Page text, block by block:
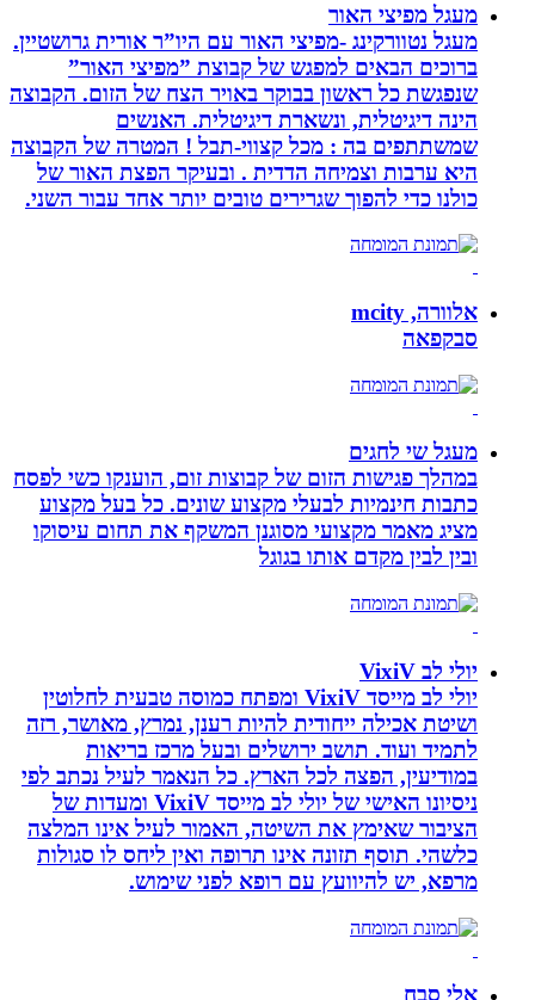
מעגל מפיצי האור
מעגל נטוורקינג -מפיצי האור עם היו”ר אורית גרושטיין.
ברוכים הבאים למפגש של קבוצת ”מפיצי האור”
שנפגשת כל ראשון בבוקר באויר הצח של הזום. הקבוצה
הינה דיגיטלית, ונשארת דיגיטלית. האנשים
שמשתתפים בה : מכל קצווי-תבל ! המטרה של הקבוצה
היא ערבות וצמיחה הדדית . ובעיקר הפצת האור של
כולנו כדי להפוך שגרירים טובים יותר אחד עבור השני.
אלוורה, mcity
סבקפאה
מעגל שי לחגים
במהלך פגישות הזום של קבוצות זום, הוענקו כשי לפסח
כתבות חינמיות לבעלי מקצוע שונים. כל בעל מקצוע
מציג מאמר מקצועי מסוגנן המשקף את תחום עיסוקו
ובין לבין מקדם אותו בגוגל
יולי לב VixiV
יולי לב מייסד VixiV ומפתח כמוסה טבעית לחלוטין
ושיטת אכילה ייחודית להיות רענן, נמרץ, מאושר, רזה
לתמיד ועוד. תושב ירושלים ובעל מרכז בריאות
במודיעין, הפצה לכל הארץ. כל הנאמר לעיל נכתב לפי
ניסיונו האישי של יולי לב מייסד VixiV ומעדות של
הציבור שאימץ את השיטה, האמור לעיל אינו המלצה
כלשהי. תוסף תזונה אינו תרופה ואין ליחס לו סגולות
מרפא, יש להיוועץ עם רופא לפני שימוש.
אלי סבח